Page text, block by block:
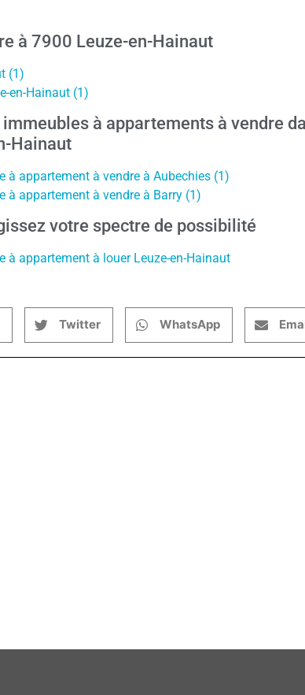
à 7900 Leuze-en-Hainaut
(1)
en-Hainaut (1)
à appartements à vendre
Hainaut
à appartement à vendre à Aubechies (1)
à appartement à vendre à Barry (1)
votre spectre de possibilité
à appartement à louer Leuze-en-Hainaut
Twitter WhatsApp